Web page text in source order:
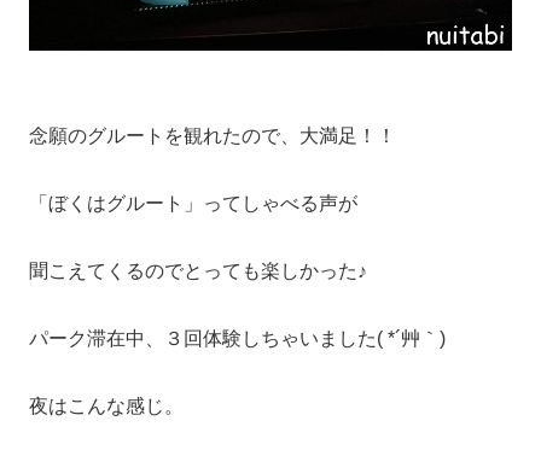
念願のグルートを観れたので、大満足！！
「ぼくはグルート」ってしゃべる声が
聞こえてくるのでとっても楽しかった♪
パーク滞在中、３回体験しちゃいました( *´艸｀)
夜はこんな感じ。